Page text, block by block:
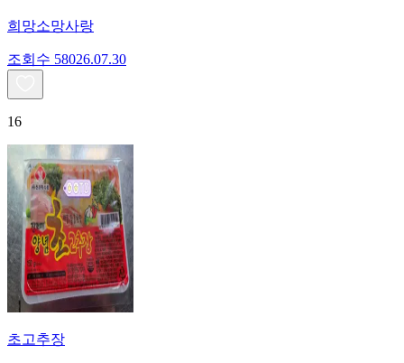
희망소망사랑
조회수 58026.07.30
16
초고추장